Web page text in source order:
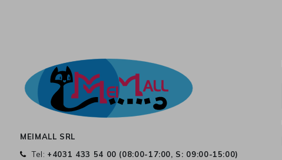
MEIMALL SRL
Tel: +4031 433 54 00 (08:00-17:00, S: 09:00-15:00)